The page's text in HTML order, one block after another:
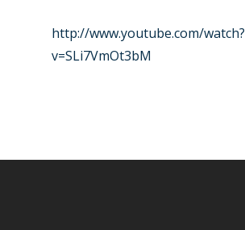
http://www.youtube.com/watch?
v=SLi7VmOt3bM